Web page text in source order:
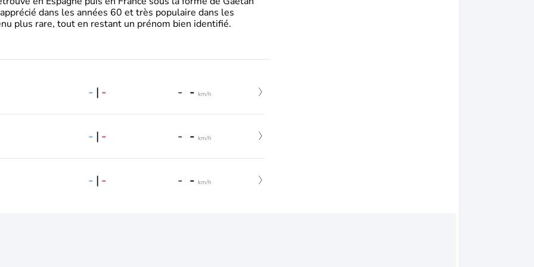
dans les années 60 et très populaire dans les
plus rare, tout en restant un prénom bien identifié.
- | - - - km/h
- | - - - km/h
- | - - - km/h